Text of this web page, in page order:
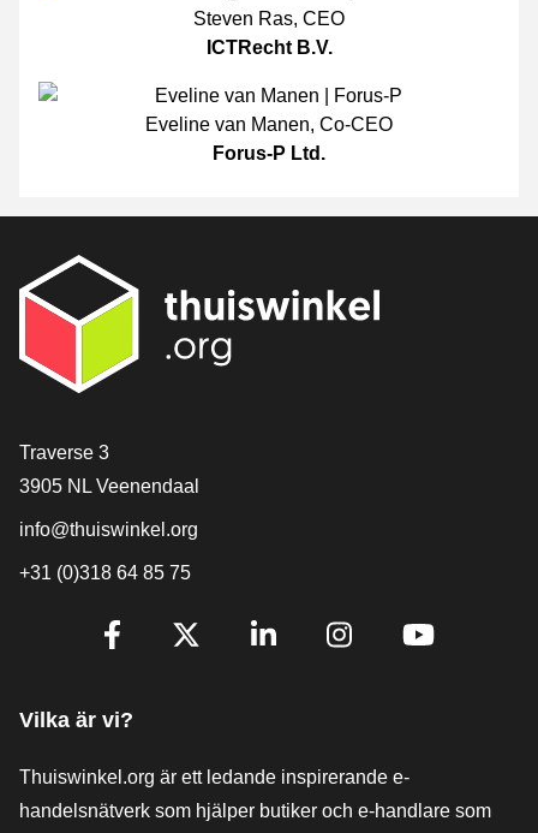
Steven Ras, CEO
ICTRecht B.V.
Eveline van Manen, Co-CEO
Forus-P Ltd.
[_General:Contact]
Traverse 3
3905 NL Veenendaal
info@thuiswinkel.org
+31 (0)318 64 85 75
[_General:SocialMediaTitle]
Vilka är vi?
Thuiswinkel.org är ett ledande inspirerande e-
handelsnätverk som hjälper butiker och e-handlare som